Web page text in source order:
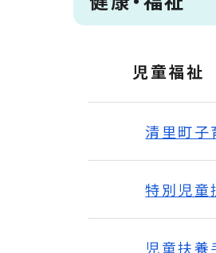
児童福祉
清里町子
特別児童
児童扶養